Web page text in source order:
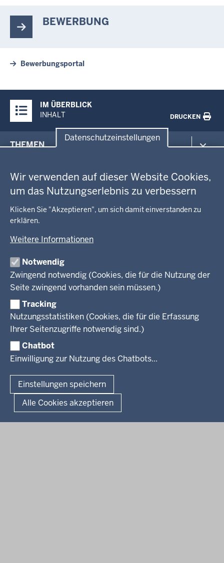
Datenschutzeinstellungen
Wir verwenden auf dieser Website Cookies,
um das Nutzungserlebnis zu verbessern
Klicken Sie "Akzeptieren", um sich damit einverstanden zu
erklären.
Weitere Informationen
Notwendig
Zwingend notwendig (Cookies, die für die Nutzung der
Seite zwingend vorhanden sein müssen.)
Tracking
Nutzungsstatistiken (Cookies, die für die Erfassung
Ihrer Seitenzugriffe notwendig sind.)
Chatbot
Einwilligung zur Nutzung des Chatbots...
Einstellungen speichern
Alle Cookies akzeptieren
BEWERBUNG
Bewerbungsportal
Inhalte
IM ÜBERBLICK
INHALT
DRUCKEN
in
Fußzeile
THEMEN
Gesundheit und Soziales
Kommunales, Planung, Bauen und Verkehr
Ordnung und Sicherheit
Schule und Bildung
Wirtschaft und Kultur
GEOBASIS NRW
Ausbildung und Karriere
Geodaten-Anwendungen
Neues
Produkte und Dienste
TIM-online
Webdienste
Amtsblatt
Behördenleitung
Leitbild
Personalvertretung
Regierungsbezirk
Reisekostenstelle
Veranstaltungen
Stellenangebote
Stellenangebote Schule
Praktikum
Referendariate
Bewerbung
Vormerkstelle NRW
PRESSE
Mediathek
Newsletter
Pressekontakt
Pressemitteilungen
Publikationen
VERFAHREN UND BEKANNTMACHUNGEN
Bekanntmachungen
Legionellen
Luftreinhaltepläne
Verfahrensübersichten
Überwachung umweltrelevanter Anlagen
Facebook
Instagram
LinkedIn
© 2026 Bezirksregierung Köln
Organisationsplan
Lizenzbedingungen Geobasis NRW
Dokumente und Ressourcen
Kontakt